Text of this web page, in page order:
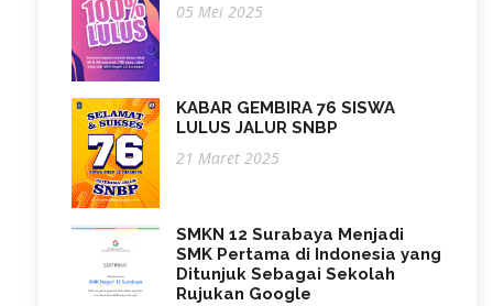
05 Mei 2025
KABAR GEMBIRA 76 SISWA
LULUS JALUR SNBP
21 Maret 2025
SMKN 12 Surabaya Menjadi
SMK Pertama di Indonesia yang
Ditunjuk Sebagai Sekolah
Rujukan Google